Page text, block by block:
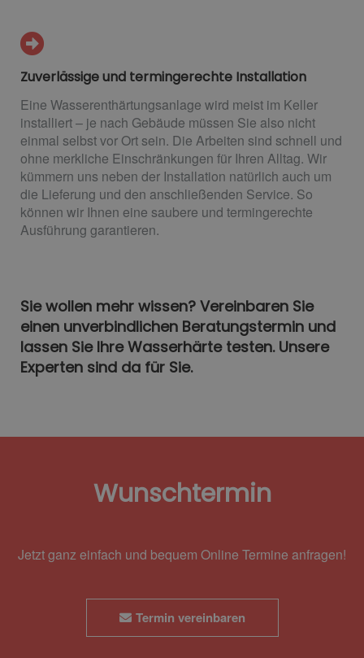
Zuverlässige und termingerechte Installation
Eine Wasserenthärtungsanlage wird meist im Keller
installiert – je nach Gebäude müssen Sie also nicht
einmal selbst vor Ort sein. Die Arbeiten sind schnell und
ohne merkliche Einschränkungen für Ihren Alltag. Wir
kümmern uns neben der Installation natürlich auch um
die Lieferung und den anschließenden Service. So
können wir Ihnen eine saubere und termingerechte
Ausführung garantieren.
Sie wollen mehr wissen? Vereinbaren Sie
einen unverbindlichen Beratungstermin und
lassen Sie Ihre Wasserhärte testen. Unsere
Experten sind da für Sie.
Wunschtermin
Jetzt ganz einfach und bequem Online Termine anfragen!
Termin vereinbaren